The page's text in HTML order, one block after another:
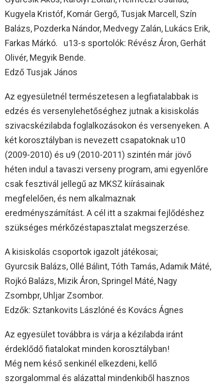
Kugyela Kristóf, Komár Gergő, Tusjak Marcell, Szín
Balázs, Pozderka Nándor, Medvegy Zalán, Lukács Erik,
Farkas Márkó. u13-s sportolók: Révész Áron, Gerhát
Olivér, Megyik Bende.
Edző Tusjak János
Az egyesületnél természetesen a legfiatalabbak is
edzés és versenylehetőséghez jutnak a kisiskolás
szivacskézilabda foglalkozásokon és versenyeken. A
két korosztályban is nevezett csapatoknak u10
(2009-2010) és u9 (2010-2011) szintén már jövő
héten indul a tavaszi verseny program, ami egyenlőre
csak fesztivál jellegű az MKSZ kiírásainak
megfelelően, és nem alkalmaznak
eredményszámítást. A cél itt a szakmai fejlődéshez
szükséges mérkőzéstapasztalat megszerzése.
A kisiskolás csoportok igazolt játékosai;
Gyurcsik Balázs, Ollé Bálint, Tóth Tamás, Adamik Máté,
Rojkó Balázs, Mizik Áron, Springel Máté, Nagy
Zsombpr, Uhljar Zsombor.
Edzők: Sztankovits Lászlóné és Kovács Ágnes
Az egyesület továbbra is várja a kézilabda iránt
érdeklődő fiatalokat minden korosztályban!
Még nem késő senkinél elkezdeni, kellő
szorgalommal és alázattal mindenkiből hasznos